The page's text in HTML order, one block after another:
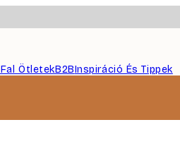
ÖtletekB2BInspiráció És Tippek